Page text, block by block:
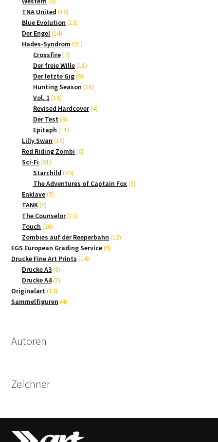
Produkte
TNA United 1616
Produkte
Blue Evolution 1313
Der Engel 1414
Produkte
Hades-Syndrom 9191
Crossfire 77
Produkte
Der freie Wille 1111
Der letzte Gig 99
Produkte
Hunting Season 2828
Vol. 1 1818
Produkte
Revised Hardcover 44
Der Test 33
Produkte
Epitaph 1111
Lilly Swan 1313
Produkte
Red Riding Zombi 66
Sci-Fi 6161
Produkte
Starchild 2929
Produkte
The Adventures of Captain Fox 33
Enklave 77
TANK 55
Produkte
The Counselor 1111
Touch 2626
Produkte
Zombies auf der Reeperbahn 1212
EGS European Grading Service 99
Drucke Fine Art Prints 1414
Drucke A3 33
Produkte
Drucke A4 77
Originalart 1313
Produkte
Sammelfiguren 44
Autoren
Zeichner